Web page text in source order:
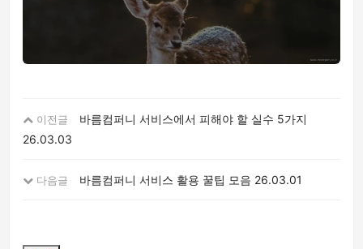
이전글
바름컴퍼니 서비스에서 피해야 할 실수 5가지
26.03.03
다음글 바름컴퍼니 서비스 활용 꿀팁 모음 26.03.01